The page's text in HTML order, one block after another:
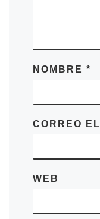
NOMBRE *
CORREO
WEB